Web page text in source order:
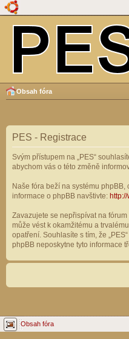
Obsah fóra
PES - Registrace
Svým přístupem na „PES“
abychom vás o této změně
Naše fóra beží na systému phpBB,
informace o phpBB navštivte:
Zavazujete se nepřispívat na
může vést k okamžitému a
opatření. Souhlasíte s tím, že
phpBB neposkytne tyto informace
Obsah fóra